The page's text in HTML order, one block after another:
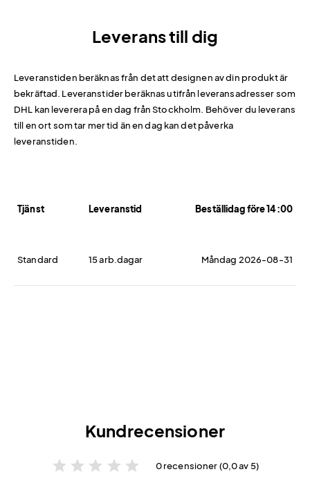
Leverans till dig
Leveranstiden beräknas från det att designen av din produkt är
bekräftad. Leveranstider beräknas utifrån leveransadresser som
DHL kan leverera på en dag från Stockholm. Behöver du leverans
till en ort som tar mer tid än en dag kan det påverka
leveranstiden.
Tjänst Leveranstid Beställidag före 14:00
Standard 15 arb.dagar Måndag 2026-08-31
Kundrecensioner
star star star star star 0 recensioner (0,0 av 5)